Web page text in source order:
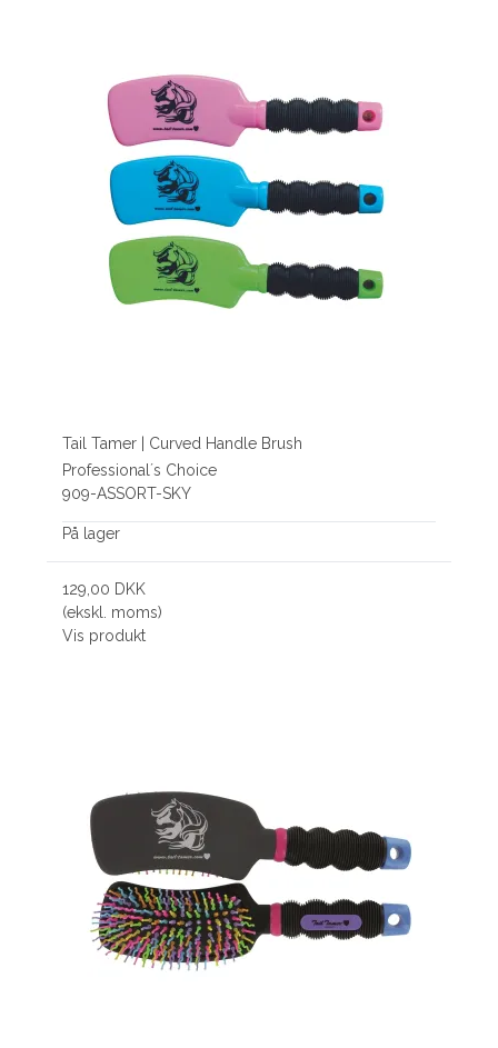
Tail Tamer | Curved Handle Brush
Professional´s Choice
909-ASSORT-SKY
På lager
129,00 DKK
(ekskl. moms)
Vis produkt